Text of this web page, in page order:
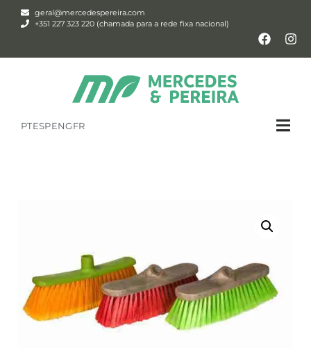
geral@mercedespereira.com
+351 227 323 220 (chamada para a rede fixa nacional)
PTESPENGFR